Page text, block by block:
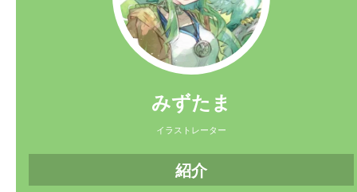
みずたま
イラストレーター
紹介